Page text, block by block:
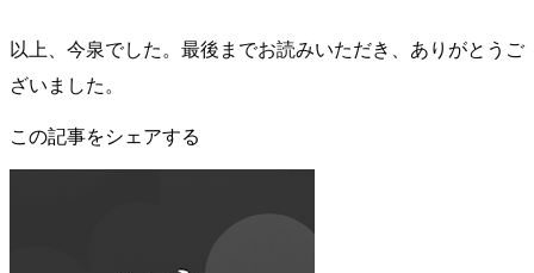
以上、今泉でした。最後までお読みいただき、ありがとうご
ざいました。
この記事をシェアする